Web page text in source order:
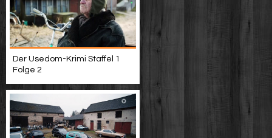
Der Usedom-Krimi Staffel 1
Folge 2